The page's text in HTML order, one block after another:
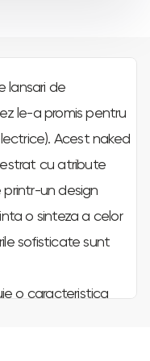
lansari de
le-a promis pentru
Acest naked
cu atribute
printr-un design
o sinteza a celor
sofisticate sunt
o caracteristica